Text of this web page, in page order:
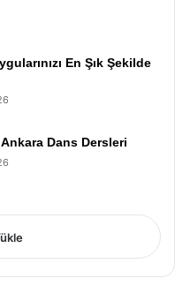
En Şık Şekilde
Dans Dersleri